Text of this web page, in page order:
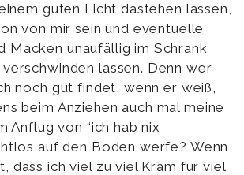
guten Licht dastehen lassen,
von mir sein und eventuelle
Macken unaufällig im Schrank
lassen. Denn wer
noch gut findet, wenn er weiß,
beim Anziehen auch mal meine
Anflug von “ich hab nix
auf den Boden werfe? Wenn
dass ich viel zu viel Kram für viel